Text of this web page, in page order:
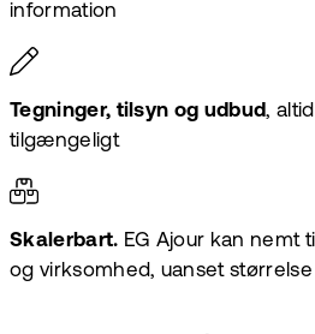
information
Tegninger, tilsyn og udbud,
tilgængeligt
Skalerbart. EG Ajour kan nemt
og virksomhed, uanset